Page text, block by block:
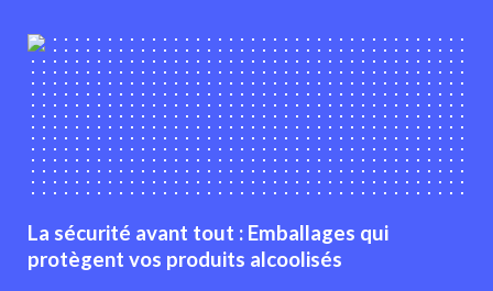
La sécurité avant tout : Emballages qui
protègent vos produits alcoolisés